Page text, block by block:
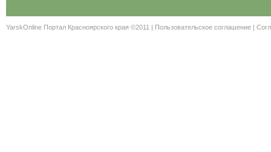
YarskOnline Портал Красноярского края ©2011 | Пользовательское соглашение |